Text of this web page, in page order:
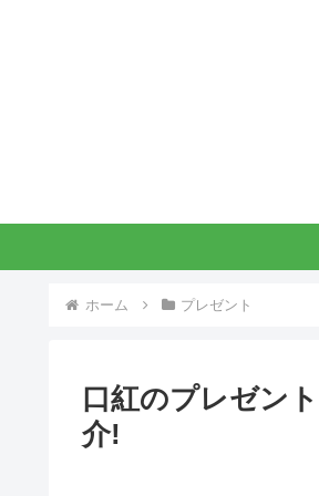
ホーム プレゼント
口紅のプレゼン
介!